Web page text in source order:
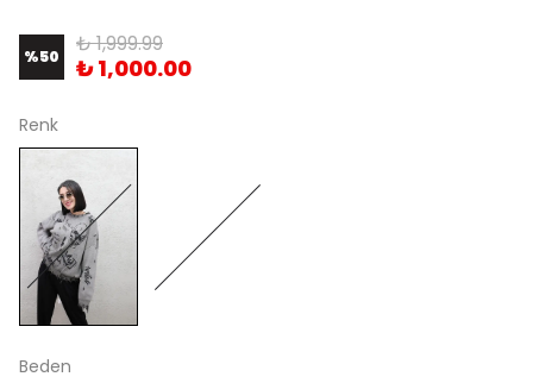
%50 ₺ 1,999.99
₺ 1,000.00
Renk
Beden